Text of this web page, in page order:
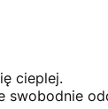
cieplej.
swobodnie